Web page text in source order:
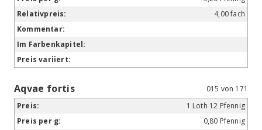
4,00 fach
Aqvae fortis
015 von 171
1 Loth 12 Pfennig
0,80 Pfennig